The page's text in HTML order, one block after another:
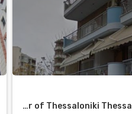
Center of Thessaloniki Thessaloniki Municipality